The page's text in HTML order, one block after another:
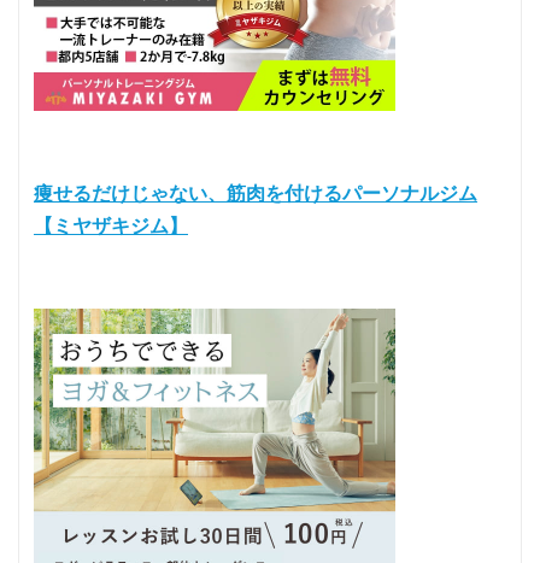
痩せるだけじゃない、筋肉を付けるパーソナルジム
【ミヤザキジム】